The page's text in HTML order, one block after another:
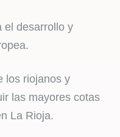
el desarrollo y
los riojanos y
las mayores cotas
La Rioja.